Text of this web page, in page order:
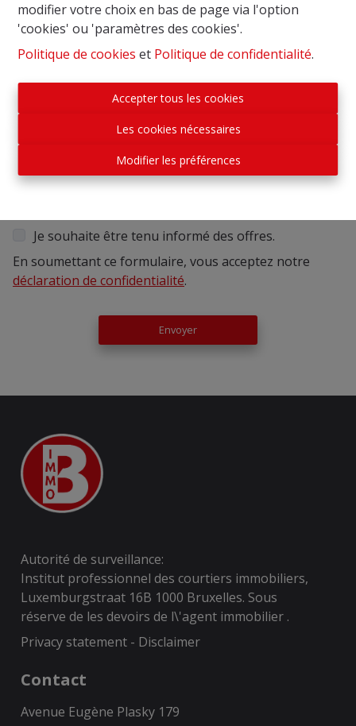
modifier votre choix en bas de page via l'option
'cookies' ou 'paramètres des cookies'.
Politique de cookies et Politique de confidentialité.
Accepter tous les cookies
Les cookies nécessaires
Modifier les préférences
BRUXELLES 19 COMMUNES &
EXTENSIONS
Hainaut
Waals-Brabant
Je souhaite être tenu informé des offres.
En soumettant ce formulaire, vous acceptez notre
déclaration de confidentialité.
Envoyer
Autorité de surveillance:
Institut professionnel des courtiers immobiliers,
Luxemburgstraat 16B 1000 Bruxelles. Sous
réserve de les devoirs de l\'agent immobilier .
Privacy statement - Disclaimer
Contact
Avenue Eugène Plasky 179